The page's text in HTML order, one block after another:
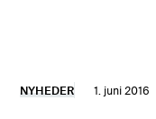
NYHEDER 1. juni 2016